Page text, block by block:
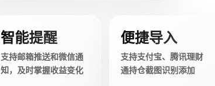
智能提醒
支持邮箱推送和微信通
知，及时掌握收益变化
便捷导入
支持支付宝、腾讯理财
通持仓截图识别添加